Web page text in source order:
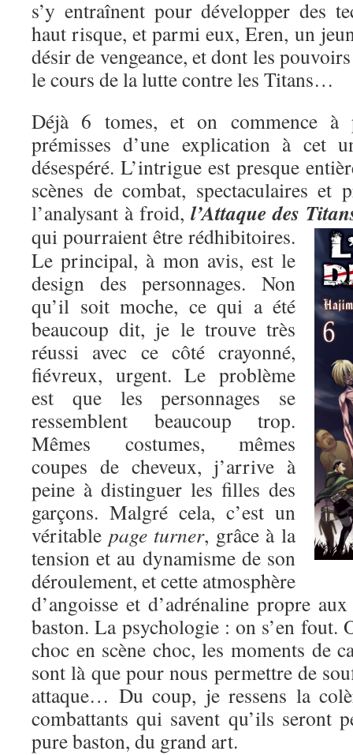
s’y entraînent pour développer des
haut risque, et parmi eux, Eren, un
désir de vengeance, et dont les
le cours de la lutte contre les Titans…
Déjà 6 tomes, et on commence à
prémisses d’une explication à cet
désespéré. L’intrigue est presque
scènes de combat, spectaculaires et
l’analysant à froid, l’Attaque des
qui pourraient être rédhibitoires.
Le principal, à mon avis, est le
design des personnages. Non
qu’il soit moche, ce qui a été
beaucoup dit, je le trouve très
réussi avec ce côté crayonné,
fiévreux, urgent. Le problème
est que les personnages se
ressemblent beaucoup trop.
Mêmes costumes, mêmes
coupes de cheveux, j’arrive à
peine à distinguer les filles des
garçons. Malgré cela, c’est un
véritable page turner, grâce à la
tension et au dynamisme de son
déroulement, et cette atmosphère
d’angoisse et d’adrénaline propre
baston. La psychologie : on s’en fout.
choc en scène choc, les moments de
sont là que pour nous permettre de
attaque… Du coup, je ressens la
combattants qui savent qu’ils seront
pure baston, du grand art.